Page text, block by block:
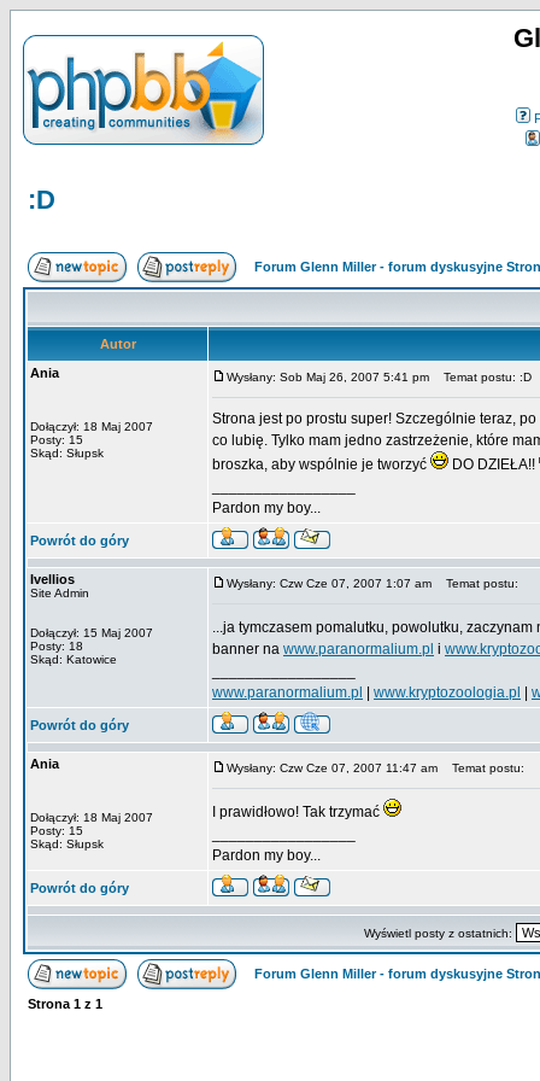
:D
Forum Glenn Miller - forum dyskusyjne
Autor
Ania
Dołączył: 18 Maj 2007
Posty: 15
Skąd: Słupsk
Wysłany: Sob Maj 26, 2007 5:41 pm Temat postu: :D
Strona jest po prostu super! Szczególnie teraz,
co lubię. Tylko mam jedno zastrzeżenie, które
broszka, aby wspólnie je tworzyć
DO DZIEŁA!!
Pardon my boy...
Powrót do góry
Ivellios
Site Admin
Dołączył: 15 Maj 2007
Posty: 18
Skąd: Katowice
Wysłany: Czw Cze 07, 2007 1:07 am Temat postu:
...ja tymczasem pomalutku, powolutku,
banner na www.paranormalium.pl i
www.paranormalium.pl
www.kryptozoologia.pl
Powrót do góry
Ania
Dołączył: 18 Maj 2007
Posty: 15
Skąd: Słupsk
Wysłany: Czw Cze 07, 2007 11:47 am Temat postu:
I prawidłowo! Tak trzymać
Pardon my boy...
Powrót do góry
Wyświetl posty z ostatnich:
Forum Glenn Miller - forum dyskusyjne
Strona 1 z 1